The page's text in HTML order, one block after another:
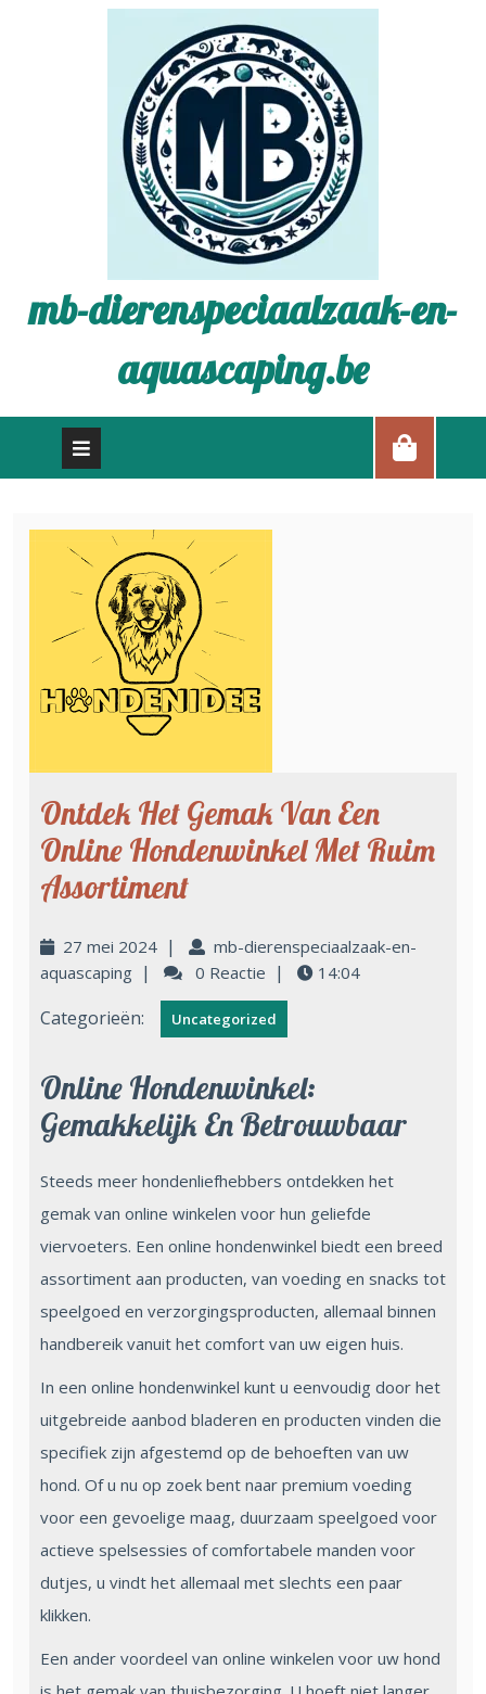
mb-dierenspeciaalzaak-en-
aquascaping.be
Ontdek Het Gemak Van Een
Online Hondenwinkel Met Ruim
Assortiment
27 mei 2024 |
mb-dierenspeciaalzaak-en-
aquascaping | 0 Reactie | 14:04
Categorieën: Uncategorized
Online Hondenwinkel:
Gemakkelijk En Betrouwbaar
Steeds meer hondenliefhebbers ontdekken het
gemak van online winkelen voor hun geliefde
viervoeters. Een online hondenwinkel biedt een breed
assortiment aan producten, van voeding en snacks tot
speelgoed en verzorgingsproducten, allemaal binnen
handbereik vanuit het comfort van uw eigen huis.
In een online hondenwinkel kunt u eenvoudig door het
uitgebreide aanbod bladeren en producten vinden die
specifiek zijn afgestemd op de behoeften van uw
hond. Of u nu op zoek bent naar premium voeding
voor een gevoelige maag, duurzaam speelgoed voor
actieve spelsessies of comfortabele manden voor
dutjes, u vindt het allemaal met slechts een paar
klikken.
Een ander voordeel van online winkelen voor uw hond